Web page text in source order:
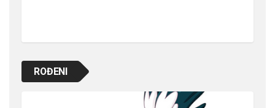
ROĐENI